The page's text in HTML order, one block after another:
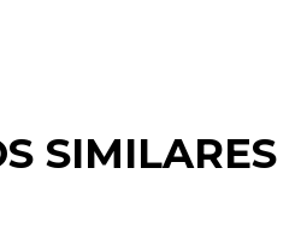
SIMILARES